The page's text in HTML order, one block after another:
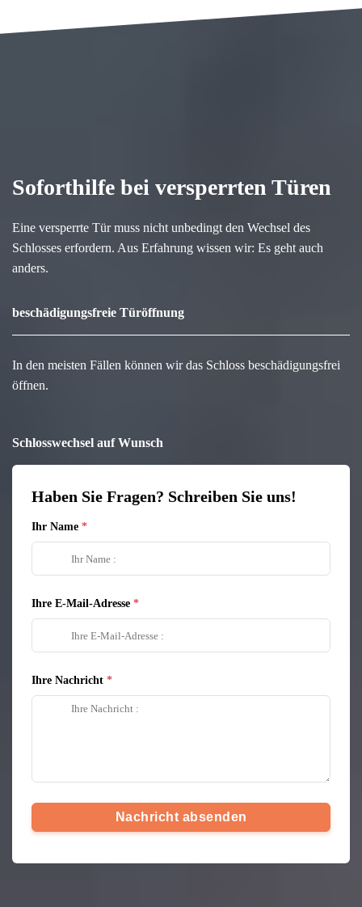
Soforthilfe bei versperrten Türen
Eine versperrte Tür muss nicht unbedingt den Wechsel des
Schlosses erfordern. Aus Erfahrung wissen wir: Es geht auch
anders.
beschädigungsfreie Türöffnung
In den meisten Fällen können wir das Schloss beschädigungsfrei
öffnen.
Schlosswechsel auf Wunsch
Haben Sie Fragen? Schreiben Sie uns!
Ihr Name
Ihre E-Mail-Adresse
Ihre Nachricht
Nachricht absenden